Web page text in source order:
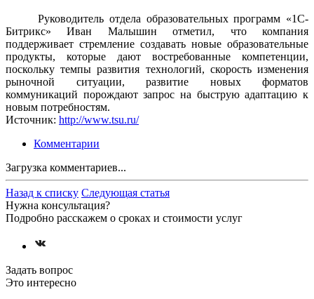
Руководитель отдела образовательных программ «1С-
Битрикс» Иван Малышин отметил, что компания
поддерживает стремление создавать новые образовательные
продукты, которые дают востребованные компетенции,
поскольку темпы развития технологий, скорость изменения
рыночной ситуации, развитие новых форматов
коммуникаций порождают запрос на быструю адаптацию к
новым потребностям.
Источник: http://www.tsu.ru/
Комментарии
Загрузка комментариев...
Назад к списку Следующая статья
Нужна консультация?
Подробно расскажем о сроках и стоимости услуг
Задать вопрос
Это интересно